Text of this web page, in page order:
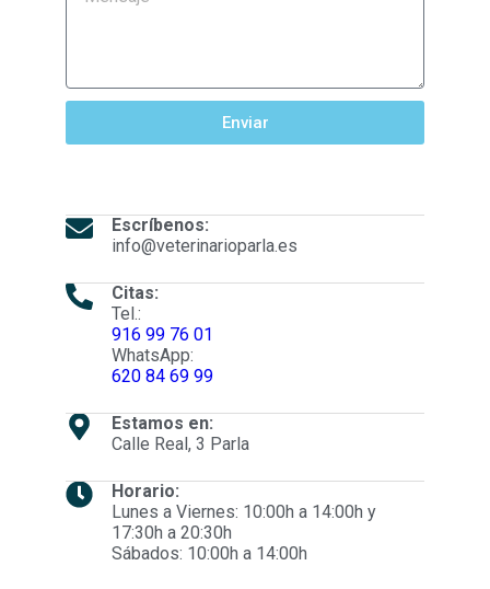
Escríbenos:
info@veterinarioparla.es
Citas:
Tel.:
916 99 76 01
WhatsApp:
620 84 69 99
Estamos en:
Calle Real, 3 Parla
Horario:
Lunes a Viernes: 10:00h a 14:00h y
17:30h a 20:30h
Sábados: 10:00h a 14:00h
Enviar